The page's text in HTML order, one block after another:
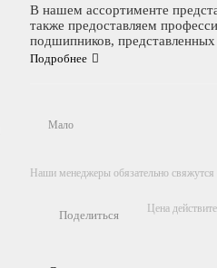
В нашем ассортименте
также предоставляем
подшипников,
Подробнее
Мало
Наши менеджеры обязательно свяжутся
Поделиться Цена